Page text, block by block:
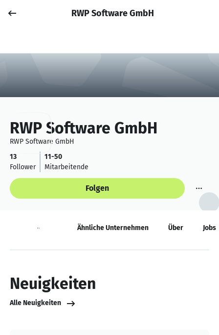
Anmelden
RWP Software GmbH
RWP Software GmbH
RWP Software GmbH
13
Follower
11-50
Mitarbeitende
Folgen
Neuigkeiten Ähnliche Unternehmen Über Jobs
Neuigkeiten
Alle Neuigkeiten